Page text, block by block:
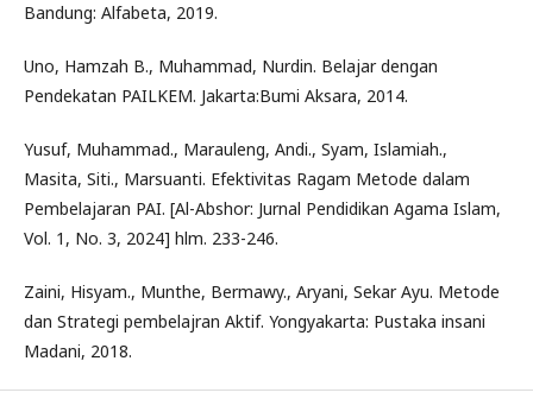
Bandung: Alfabeta, 2019.
Uno, Hamzah B., Muhammad, Nurdin. Belajar dengan
Pendekatan PAILKEM. Jakarta:Bumi Aksara, 2014.
Yusuf, Muhammad., Marauleng, Andi., Syam, Islamiah.,
Masita, Siti., Marsuanti. Efektivitas Ragam Metode dalam
Pembelajaran PAI. [Al-Abshor: Jurnal Pendidikan Agama Islam,
Vol. 1, No. 3, 2024] hlm. 233-246.
Zaini, Hisyam., Munthe, Bermawy., Aryani, Sekar Ayu. Metode
dan Strategi pembelajran Aktif. Yongyakarta: Pustaka insani
Madani, 2018.